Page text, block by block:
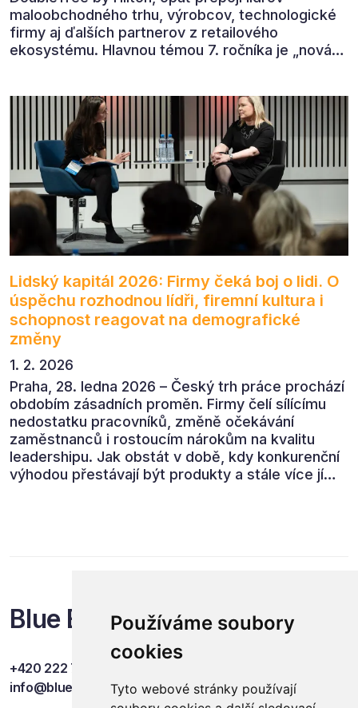
Používáme soubory
cookies
Tyto webové stránky používají
maloobchodného trhu, výrobcov, technologické
firmy aj ďalších partnerov z retailového
ekosystému. Hlavnou témou 7. ročníka je „nová
Lidský kapitál 2026: Firmy čeká boj o lidi. O
úspěchu rozhodnou lídři, firemní kultura i
schopnost reagovat na demografické
změny
1. 2. 2026
Praha, 28. ledna 2026 – Český trh práce prochází
obdobím zásadních proměn. Firmy čelí sílícímu
nedostatku pracovníků, změně očekávání
zaměstnanců i rostoucím nárokům na kvalitu
leadershipu. Jak obstát v době, kdy konkurenční
výhodou přestávají být produkty a stále více jí
Blue Events
+420 222 749 841
info@blueevents.eu